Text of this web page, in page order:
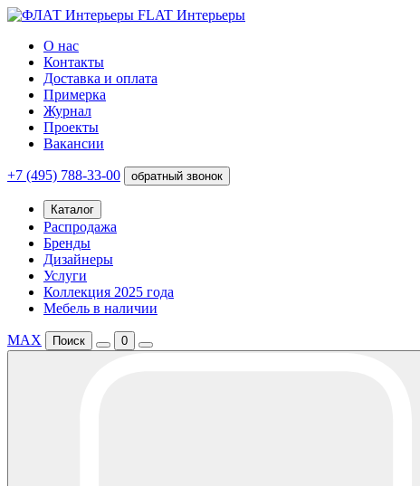
FLAT Интерьеры
О нас
Контакты
Доставка и оплата
Примерка
Журнал
Проекты
Вакансии
+7 (495) 788-33-00 обратный звонок
Каталог
Распродажа
Бренды
Дизайнеры
Услуги
Коллекция 2025 года
Мебель в наличии
MAX Поиск 0